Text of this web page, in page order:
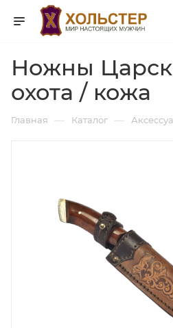
Ножны
охота / кожа
Главная — Каталог —